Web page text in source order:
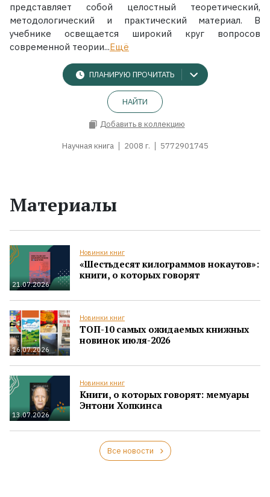
представляет собой целостный теоретический,
методологический и практический материал. В
учебнике освещается широкий круг вопросов
современной теории...Ещё
ПЛАНИРУЮ ПРОЧИТАТЬ
НАЙТИ
Добавить в коллекцию
Научная книга 2008 г. 5772901745
Материалы
21.07.2026
Новинки книг
«Шестьдесят килограммов нокаутов»:
книги, о которых говорят
16.07.2026
Новинки книг
ТОП-10 самых ожидаемых книжных
новинок июля-2026
13.07.2026
Новинки книг
Книги, о которых говорят: мемуары
Энтони Хопкинса
Все новости